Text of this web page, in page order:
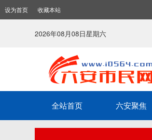
设为首页 收藏本站
2026年08月08日星期六
全站首页 六安聚焦